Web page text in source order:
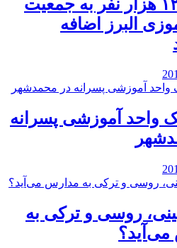
️سالانه ۱۲ هزار نفر به جمعیت
البرز اضافه
یک واحد آموزشی پسرانه
روسی و ترکی به